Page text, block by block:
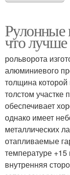
Рулонные
что
рольворота
алюминиевого
толщина
толстом
обеспечивает
однако имеет
металлических
отапливаемые
температуре
внутренняя